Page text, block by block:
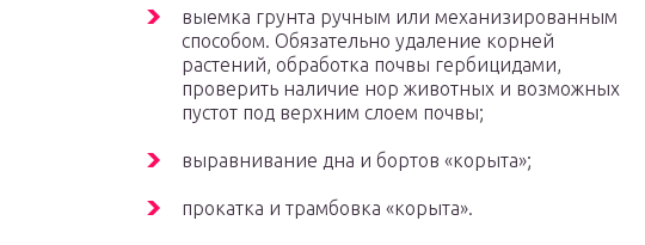
выемка грунта ручным или механизированным
способом. Обязательно удаление корней
растений, обработка почвы гербицидами,
проверить наличие нор животных и возможных
пустот под верхним слоем почвы;
выравнивание дна и бортов «корыта»;
прокатка и трамбовка «корыта».